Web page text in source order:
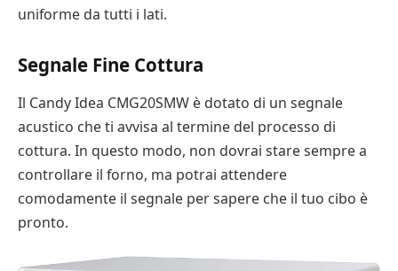
uniforme da tutti i lati.
Segnale Fine Cottura
Il Candy Idea CMG20SMW è dotato di un segnale
acustico che ti avvisa al termine del processo di
cottura. In questo modo, non dovrai stare sempre a
controllare il forno, ma potrai attendere
comodamente il segnale per sapere che il tuo cibo è
pronto.